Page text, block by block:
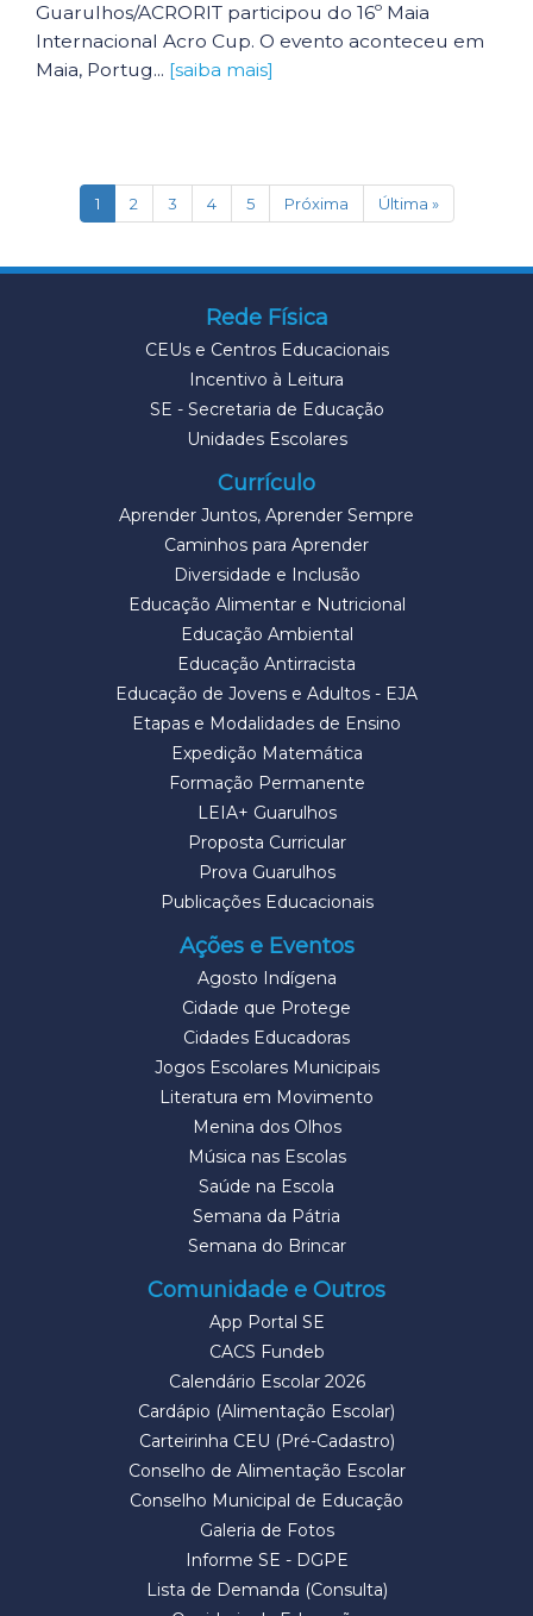
Guarulhos/ACRORIT participou do 16º Maia
Internacional Acro Cup. O evento aconteceu em
Maia, Portug... [saiba mais]
1(current)
2 3 4 5 Próxima Última »
Rede Física
CEUs e Centros Educacionais
Incentivo à Leitura
SE - Secretaria de Educação
Unidades Escolares
Currículo
Aprender Juntos, Aprender Sempre
Caminhos para Aprender
Diversidade e Inclusão
Educação Alimentar e Nutricional
Educação Ambiental
Educação Antirracista
Educação de Jovens e Adultos - EJA
Etapas e Modalidades de Ensino
Expedição Matemática
Formação Permanente
LEIA+ Guarulhos
Proposta Curricular
Prova Guarulhos
Publicações Educacionais
Ações e Eventos
Agosto Indígena
Cidade que Protege
Cidades Educadoras
Jogos Escolares Municipais
Literatura em Movimento
Menina dos Olhos
Música nas Escolas
Saúde na Escola
Semana da Pátria
Semana do Brincar
Comunidade e Outros
App Portal SE
CACS Fundeb
Calendário Escolar 2026
Cardápio (Alimentação Escolar)
Carteirinha CEU (Pré-Cadastro)
Conselho de Alimentação Escolar
Conselho Municipal de Educação
Galeria de Fotos
Informe SE - DGPE
Lista de Demanda (Consulta)